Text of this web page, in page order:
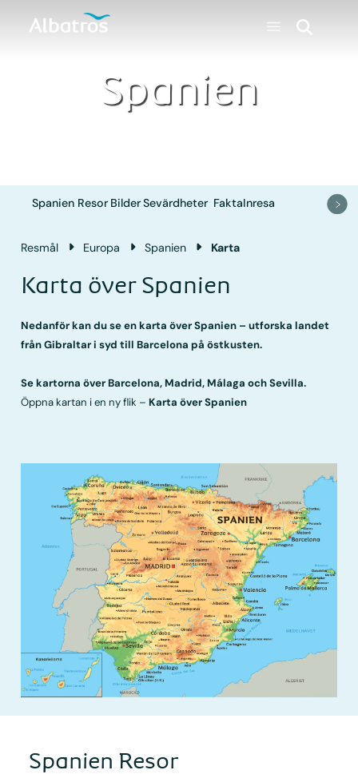
Spanien
Spanien Resor BilderSevärdheter FaktaInresa
Resmål Europa Spanien Karta
Karta över Spanien
Nedanför kan du se en karta över Spanien – utforska landet
från Gibraltar i syd till Barcelona på östkusten.
Se kartorna över Barcelona, Madrid, MálagaochSevilla.
Öppna kartan i en ny flik – Karta över Spanien
Spanien Resor